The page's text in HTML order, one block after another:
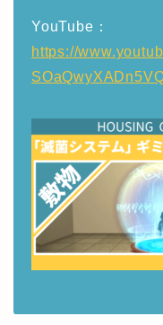
YouTube：
https://